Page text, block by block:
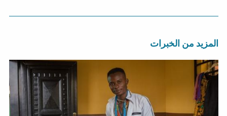
المزيد من الخبرات